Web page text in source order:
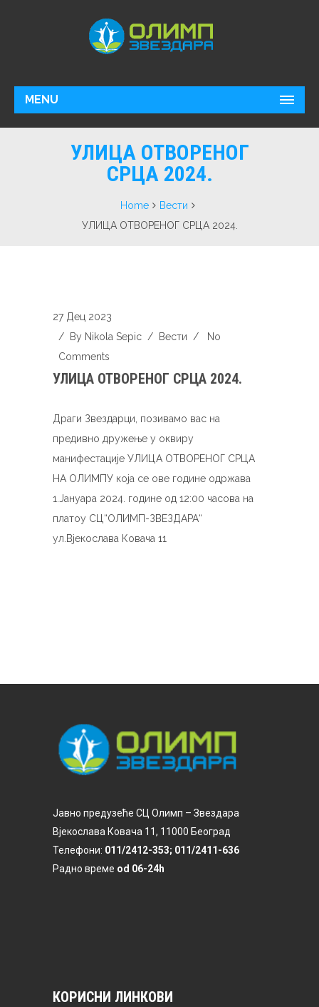
MENU
УЛИЦА ОТВОРЕНОГ
СРЦА 2024.
Home
Вести
УЛИЦА ОТВОРЕНОГ СРЦА 2024.
27 Дец 2023
/ By Nikola Sepic / Вести /
No
Comments
УЛИЦА ОТВОРЕНОГ СРЦА 2024.
Драги Звездарци, позивамо вас на
предивно дружење у оквиру
манифестације УЛИЦА ОТВОРЕНОГ СРЦА
НА ОЛИМПУ која се ове године одржава
1.Јануара 2024. године од 12:00 часова на
платоу СЦ“ОЛИМП-ЗВЕЗДАРА“
ул.Вјекослава Ковача 11
Јавно предузеће СЦ Олимп – Звездара
Вјекослава Ковача 11, 11000 Београд
Телефони: 011/2412-353; 011/2411-636
Радно време od 06-24h
КОРИСНИ ЛИНКОВИ